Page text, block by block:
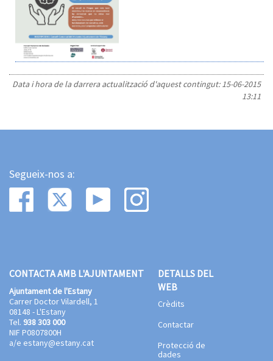
Data i hora de la darrera actualització d'aquest contingut:15-06-2015
13:11
Segueix-nos a:
CONTACTA AMB L'AJUNTAMENT
Ajuntament de l'Estany
Carrer Doctor Vilardell, 1
08148 - L'Estany
Tel. 938 303 000
NIF P0807800H
a/e estany@estany.cat
DETALLS DEL
WEB
Crèdits
Contactar
Protecció de
dades